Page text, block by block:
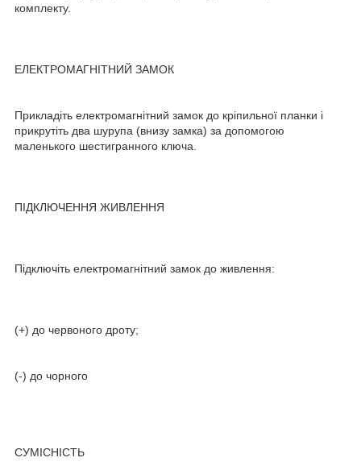
комплекту.
ЕЛЕКТРОМАГНІТНИЙ ЗАМОК
Прикладіть електромагнітний замок до кріпильної планки і
прикрутіть два шурупа (внизу замка) за допомогою
маленького шестигранного ключа.
ПІДКЛЮЧЕННЯ ЖИВЛЕННЯ
Підключіть електромагнітний замок до живлення:
(+) до червоного дроту;
(-) до чорного
СУМІСНІСТЬ